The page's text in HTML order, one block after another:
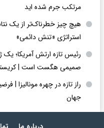
مرتکب جرم شده اید
هیچ چیز خطرناک‌تر از یک
استراتژی «تنش دائمی»
رئیس تازه ارتش آمریکا؛ یک
صمیمی هگست است |
راز تازه در چهره مونالیزا |
جهان